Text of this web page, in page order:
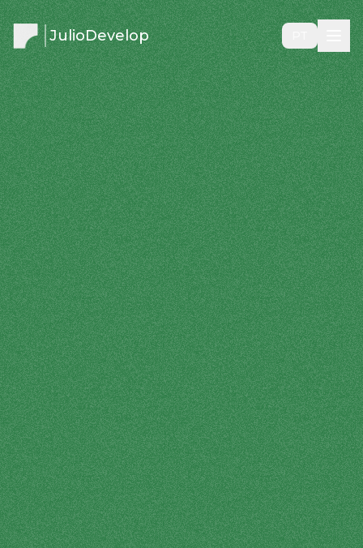
JulioDevelop